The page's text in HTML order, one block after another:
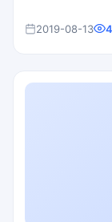
办，中国第一汽
部件企业、相关
2019-08-13